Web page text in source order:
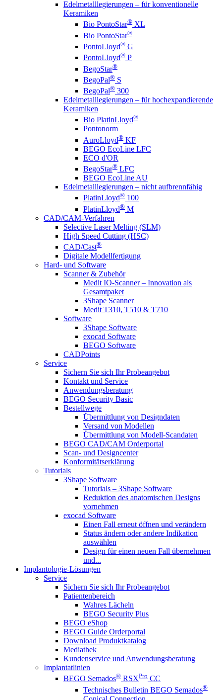
Edelmetalllegierungen – für konventionelle
Keramiken
Bio PontoStar® XL
Bio PontoStar®
PontoLloyd® G
PontoLloyd® P
BegoStar®
BegoPal® S
BegoPal® 300
Edelmetalllegierungen – für hochexpandierende
Keramiken
Bio PlatinLloyd®
Pontonorm
AuroLloyd® KF
BEGO EcoLine LFC
ECO d'OR
BegoStar® LFC
BEGO EcoLine AU
Edelmetalllegierungen – nicht aufbrennfähig
PlatinLloyd® 100
PlatinLloyd® M
CAD/CAM-Verfahren
Selective Laser Melting (SLM)
High Speed Cutting (HSC)
CAD/Cast®
Digitale Modellfertigung
Hard- und Software
Scanner & Zubehör
Medit IO-Scanner – Innovation als
Gesamtpaket
3Shape Scanner
Medit T310, T510 & T710
Software
3Shape Software
exocad Software
BEGO Software
CADPoints
Service
Sichern Sie sich Ihr Probeangebot
Kontakt und Service
Anwendungsberatung
BEGO Security Basic
Bestellwege
Übermittlung von Designdaten
Versand von Modellen
Übermittlung von Modell-Scandaten
BEGO CAD/CAM Orderportal
Scan- und Designcenter
Konformitätserklärung
Tutorials
3Shape Software
Tutorials – 3Shape Software
Reduktion des anatomischen Designs
vornehmen
exocad Software
Einen Fall erneut öffnen und verändern
Status ändern oder andere Indikation
auswählen
Design für einen neuen Fall übernehmen
und...
Implantologie-Lösungen
Service
Sichern Sie sich Ihr Probeangebot
Patientenbereich
Wahres Lächeln
BEGO Security Plus
BEGO eShop
BEGO Guide Orderportal
Download Produktkatalog
Mediathek
Kundenservice und Anwendungsberatung
Implantatlinien
BEGO Semados® RSXPro CC
Technisches Bulletin BEGO Semados®